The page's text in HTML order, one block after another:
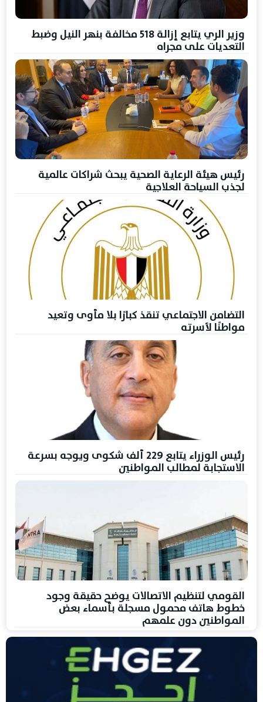
وزير الري يتابع إزالة 518 مخالفة بنهر النيل وضبط
التعديات على مجراه
رئيس هيئة الرعاية الصحية يبحث شراكات عالمية
لجذب السياحة العلاجية
التضامن الاجتماعي تنقذ كبارًا بلا مأوى وتعيد
مواطنًا لأسرته
رئيس الوزراء يتابع 229 ألف شكوى ويوجه بسرعة
الاستجابة لمطالب المواطنين
القومي لتنظيم الاتصالات يوضح حقيقة وجود
خطوط هاتف محمول مسجلة بأسماء بعض
المواطنين دون علمهم